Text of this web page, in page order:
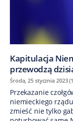
Kapitulacja
przewodzą
Środa, 25 stycznia 2023
Przekazanie
niemieckiego
zmieść nie tylko